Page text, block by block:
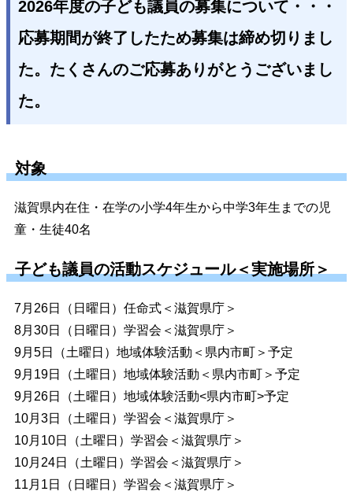
2026年度の子ども議員の募集について・・・
応募期間が終了したため募集は締め切りまし
た。たくさんのご応募ありがとうございまし
た。
対象
滋賀県内在住・在学の小学4年生から中学3年生までの児
童・生徒40名
子ども議員の活動スケジュール＜実施場所＞
7月26日（日曜日）任命式＜滋賀県庁＞
8月30日（日曜日）学習会＜滋賀県庁＞
9月5日（土曜日）地域体験活動＜県内市町＞予定
9月19日（土曜日）地域体験活動＜県内市町＞予定
9月26日（土曜日）地域体験活動<県内市町>予定
10月3日（土曜日）学習会＜滋賀県庁＞
10月10日（土曜日）学習会＜滋賀県庁＞
10月24日（土曜日）学習会＜滋賀県庁＞
11月1日（日曜日）学習会＜滋賀県庁＞